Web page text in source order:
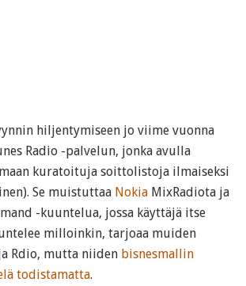
hiljentymiseen jo viime vuonna
Radio -palvelun, jonka avulla
kuratoituja soittolistoja ilmaiseksi
Se muistuttaa Nokia MixRadiota ja
-kuuntelua, jossa käyttäjä itse
milloinkin, tarjoaa muiden
Rdio, mutta niiden bisnesmallin
todistamatta.